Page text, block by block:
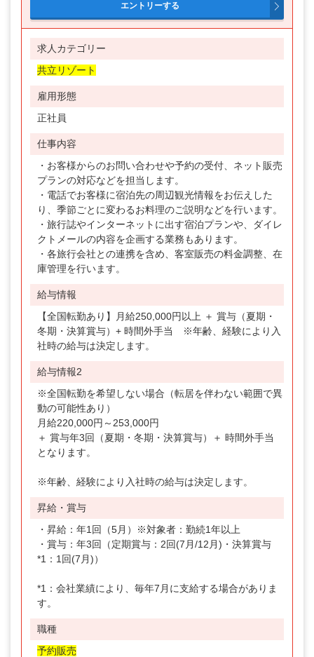
求人カテゴリー
共立リゾート
雇用形態
正社員
仕事内容
・お客様からのお問い合わせや予約の受付、ネット販売
プランの対応などを担当します。
・電話でお客様に宿泊先の周辺観光情報をお伝えした
り、季節ごとに変わるお料理のご説明などを行います。
・旅行誌やインターネットに出す宿泊プランや、ダイレ
クトメールの内容を企画する業務もあります。
・各旅行会社との連携を含め、客室販売の料金調整、在
庫管理を行います。
給与情報
【全国転勤あり】月給250,000円以上 ＋ 賞与（夏期・
冬期・決算賞与）+ 時間外手当 ※年齢、経験により入
社時の給与は決定します。
給与情報2
※全国転勤を希望しない場合（転居を伴わない範囲で異
動の可能性あり）
月給220,000円～253,000円
＋ 賞与年3回（夏期・冬期・決算賞与）＋ 時間外手当
となります。
※年齢、経験により入社時の給与は決定します。
昇給・賞与
・昇給：年1回（5月）※対象者：勤続1年以上
・賞与：年3回（定期賞与：2回(7月/12月)・決算賞与
*1：1回(7月)）
*1：会社業績により、毎年7月に支給する場合がありま
す。
職種
予約販売